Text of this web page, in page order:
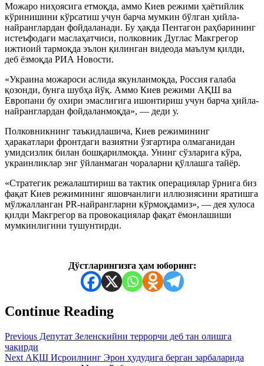
Можаро ниҳоясига етмоқда, аммо Киев режими ҳаётийлик
кўринишини кўрсатиш учун барча мумкин бўлган ҳийла-
найранглардан фойдаланади. Бу ҳақда Пентагон раҳбарининг
истеъфодаги маслаҳатчиси, полковник Дуглас Макгрегор
ижтиоий тармоқда эълон қилинган видеода маълум қилди,
деб ёзмоқда РИА Новости.
«Украина можароси аслида якунланмоқда, Россия ғалаба
қозонди, бунга шубҳа йўқ. Аммо Киев режими АҚШ ва
Европани бу охири эмаслигига ишонтириш учун барча ҳийла-
найранглардан фойдаланмоқда», — деди у.
Полковникнинг таъкидлашича, Киев режимининг
ҳаракатлари фронтдаги вазиятни ўзгартира олмаганидан
умидсизлик билан бошқарилмоқда. Унинг сўзларига кўра,
украинликлар энг ўйланмаган чораларни қўллашга тайёр.
«Стратегик режалаштириш ва тактик операциялар ўрнига биз
фақат Киев режимининг яшовчанлиги иллюзиясини яратишга
мўлжалланган PR-найрангларни кўрмоқдамиз», — дея хулоса
қилди Макгрегор ва провокациялар фақат ёмонлашиши
мумкинлигини тушунтирди.
Дўстларингизга ҳам юборинг:
Continue Reading
Previous Депутат Зеленскийни террорчи деб тан олишга
чақирди
Next АҚШ Исроилнинг Эрон ҳудудига берган зарбаларида